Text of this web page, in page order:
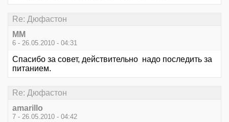
Re: Дюфастон
MM
6 - 26.05.2010 - 04:31
Спасибо за совет, действительно надо последить за
питанием.
Re: Дюфастон
amarillo
7 - 26.05.2010 - 04:42